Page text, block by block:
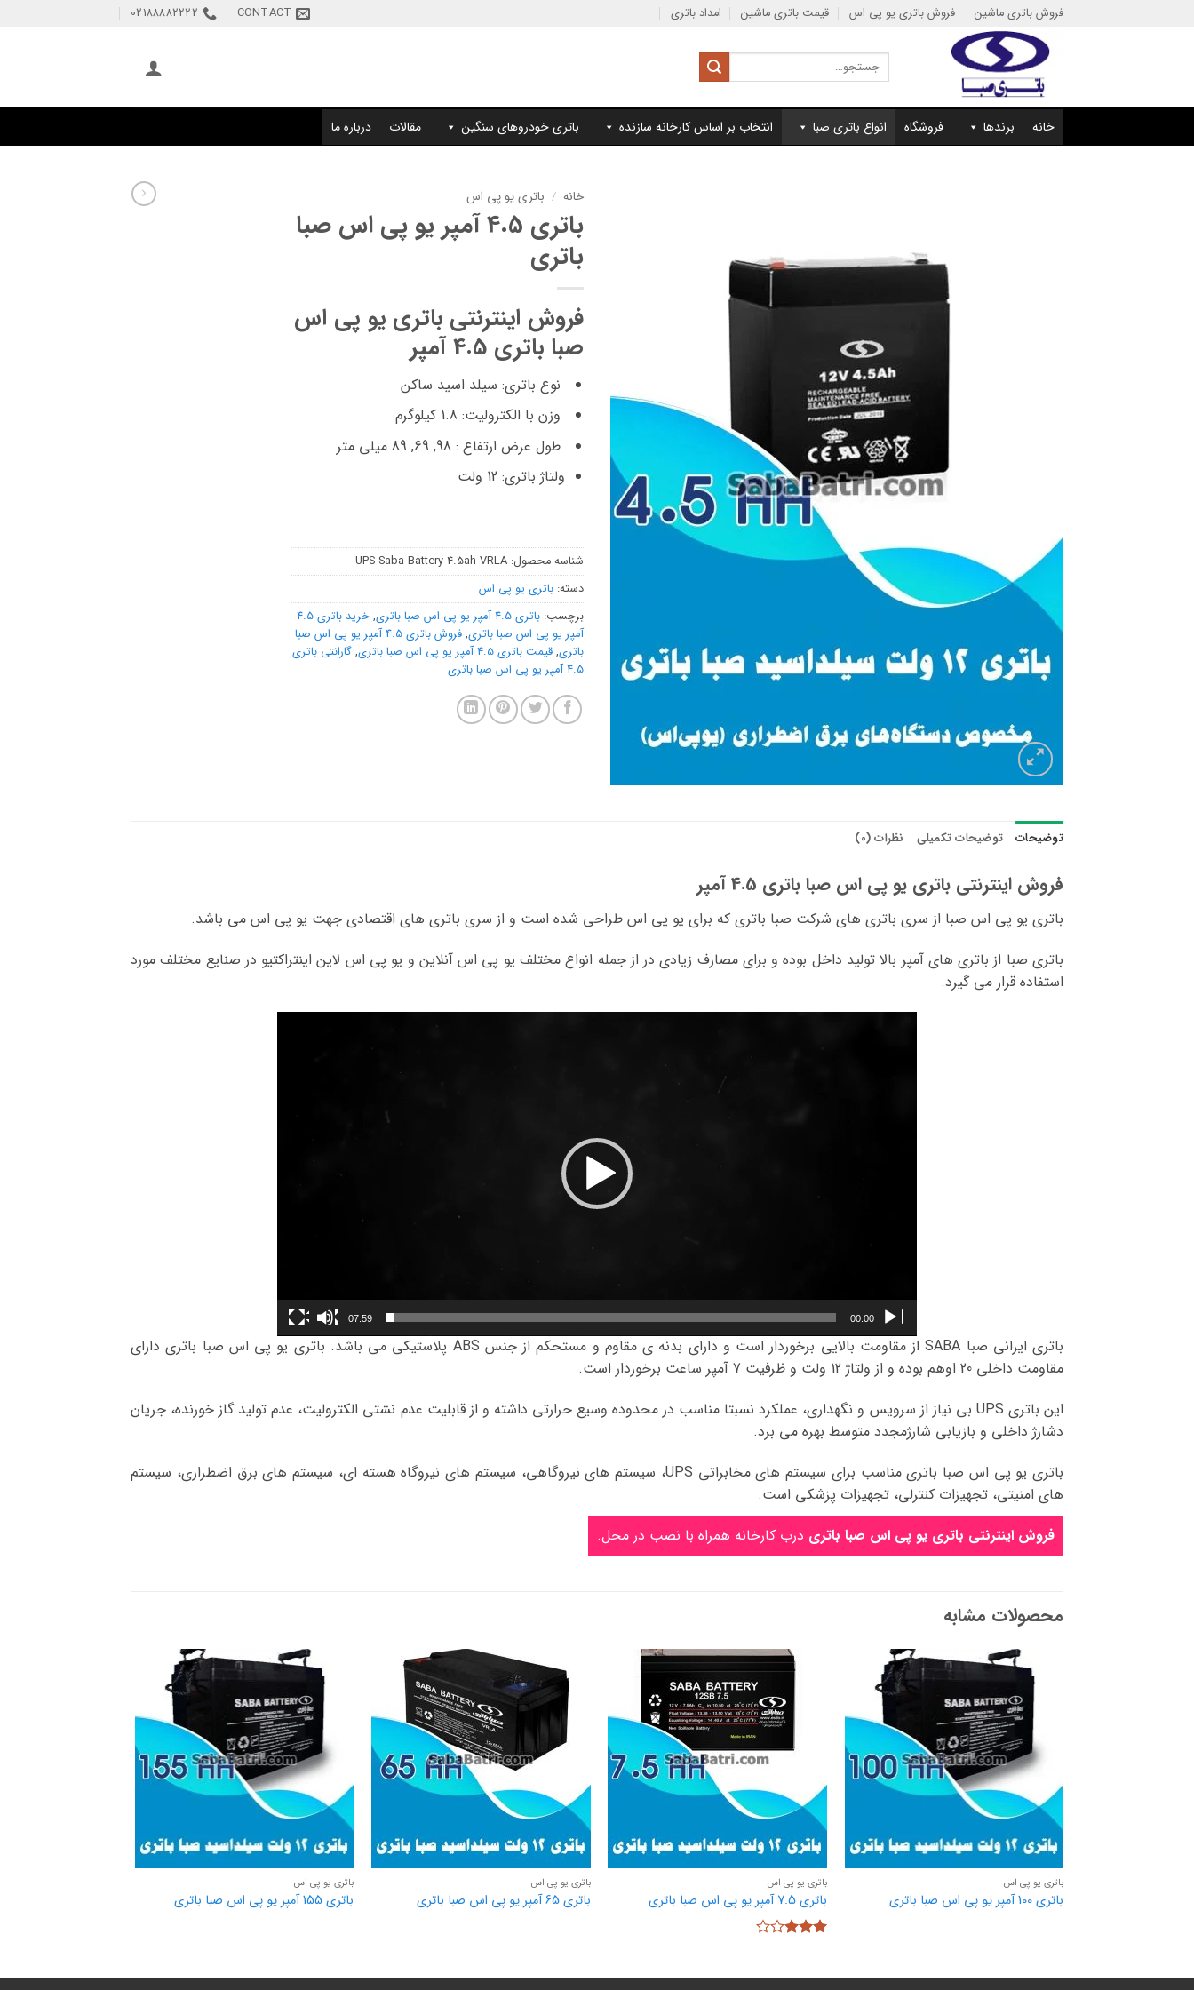
فروش باتری ماشین فروش باتری یو پی اس قیمت باتری ماشین امداد باتری CONTACT
02188882222
جستجو
برای:
خانه برندها فروشگاه انواع باتری صبا انتخاب بر اساس کارخانه سازنده باتری خودروهای سنگین مقالات درباره ما
خانه / باتری یو پی اس
باتری 4.5 آمپر یو پی اس صبا
باتری
فروش اینترنتی باتری یو پی اس
صبا باتری 4.5 آمپر
نوع باتری: سیلد اسید ساکن
وزن با الکترولیت: 1.8 کیلوگرم
طول عرض ارتفاع : 98, 69, 89 میلی متر
ولتاژ باتری: 12 ولت
شناسه محصول: UPS Saba Battery 4.5ah VRLA
دسته: باتری یو پی اس
برچسب: باتری 4.5 آمپر یو پی اس صبا باتری ,
خرید باتری 4.5
آمپر یو پی اس صبا باتری,
فروش باتری 4.5 آمپر یو پی اس صبا
باتری, قیمت باتری 4.5 آمپر یو پی اس صبا باتری , گارانتی باتری
4.5 آمپر یو پی اس صبا باتری
توضیحات توضیحات تکمیلی نظرات (0)
فروش اینترنتی باتری یو پی اس صبا باتری 4.5 آمپر
باتری یو پی اس صبا از سری باتری های شرکت صبا باتری که برای یو پی اس طراحی شده است و از سری باتری های اقتصادی جهت یو پی اس می باشد.
باتری صبا از باتری های آمپر بالا تولید داخل بوده و برای مصارف زیادی در از جمله انواع مختلف یو پی اس آنلاین و یو پی اس لاین اینتراکتیو در صنایع مختلف مورد
استفاده قرار می گیرد.
00:00
07:59
باتری ایرانی صبا SABA از مقاومت بالایی برخوردار است و دارای بدنه ی مقاوم و مستحکم از جنس ABS پلاستیکی می باشد. باتری یو پی اس صبا باتری دارای
مقاومت داخلی 20 اوهم بوده و از ولتاژ 12 ولت و ظرفیت 7 آمپر ساعت برخوردار است.
این باتری UPS بی نیاز از سرویس و نگهداری، عملکرد نسبتا مناسب در محدوده وسیع حرارتی داشته و از قابلیت عدم نشتی الكترولیت، عدم تولید گاز خورنده، جریان
دشارژ داخلی و بازیابی شارژمجدد متوسط بهره می برد.
باتری یو پی اس صبا باتری مناسب برای سیستم های مخابراتی UPS، سیستم های نیروگاهی، سیستم های نیروگاه هسته ای، سیستم های برق اضطراری، سیستم
های امنیتی، تجهیزات کنترلی، تجهیزات پزشكی است.
فروش اینترنتی باتری یو پی اس صبا باتری درب کارخانه همراه با نصب در محل.
محصولات مشابه
باتری یو پی اس
باتری 100 آمپر یو پی اس صبا باتری
باتری یو پی اس
باتری 7.5 آمپر یو پی اس صبا باتری
باتری یو پی اس
باتری 65 آمپر یو پی اس صبا باتری
باتری یو پی اس
باتری 155 آمپر یو پی اس صبا باتری